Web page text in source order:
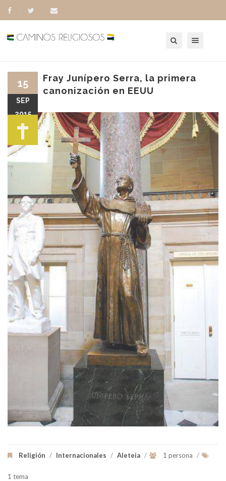
Fray Junípero Serra, la primera
canonización en EEUU
Religión / Internacionales / Aleteia / 1 persona /
1 tema
15
SEP
2015